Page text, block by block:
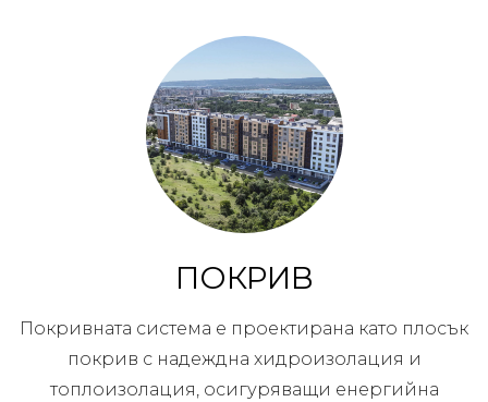
ПОКРИВ
Покривната система е проектирана като плосък
покрив с надеждна хидроизолация и
топлоизолация, осигуряващи енергийна